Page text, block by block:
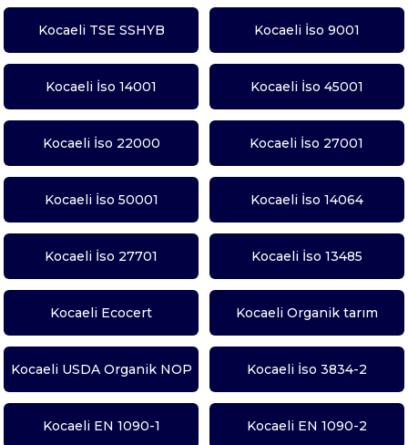
Kocaeli TSE SSHYB Kocaeli İso 9001
Kocaeli İso 14001 Kocaeli İso 45001
Kocaeli İso 22000 Kocaeli İso 27001
Kocaeli İso 50001 Kocaeli İso 14064
Kocaeli İso 27701 Kocaeli İso 13485
Kocaeli Ecocert Kocaeli Organik tarım
Kocaeli USDA Organik NOP Kocaeli İso 3834-2
Kocaeli EN 1090-1 Kocaeli EN 1090-2